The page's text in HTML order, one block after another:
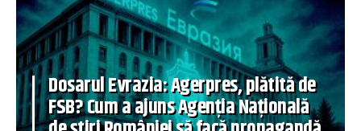
Dosarul Evrazia: Agerpres, plătită de
FSB? Cum a ajuns Agenția Națională